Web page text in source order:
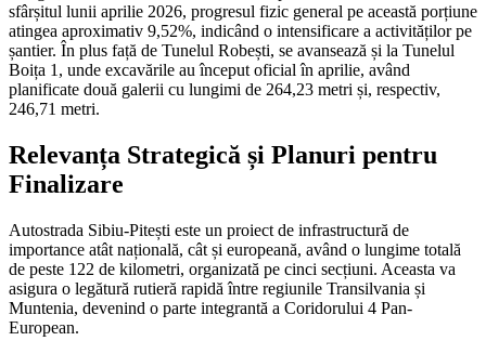
sfârșitul lunii aprilie 2026, progresul fizic general pe această porțiune
atingea aproximativ 9,52%, indicând o intensificare a activităților pe
șantier. În plus față de Tunelul Robești, se avansează și la Tunelul
Boița 1, unde excavările au început oficial în aprilie, având
planificate două galerii cu lungimi de 264,23 metri și, respectiv,
246,71 metri.
Relevanța Strategică și Planuri pentru
Finalizare
Autostrada Sibiu-Pitești este un proiect de infrastructură de
importance atât națională, cât și europeană, având o lungime totală
de peste 122 de kilometri, organizată pe cinci secțiuni. Aceasta va
asigura o legătură rutieră rapidă între regiunile Transilvania și
Muntenia, devenind o parte integrantă a Coridorului 4 Pan-
European.